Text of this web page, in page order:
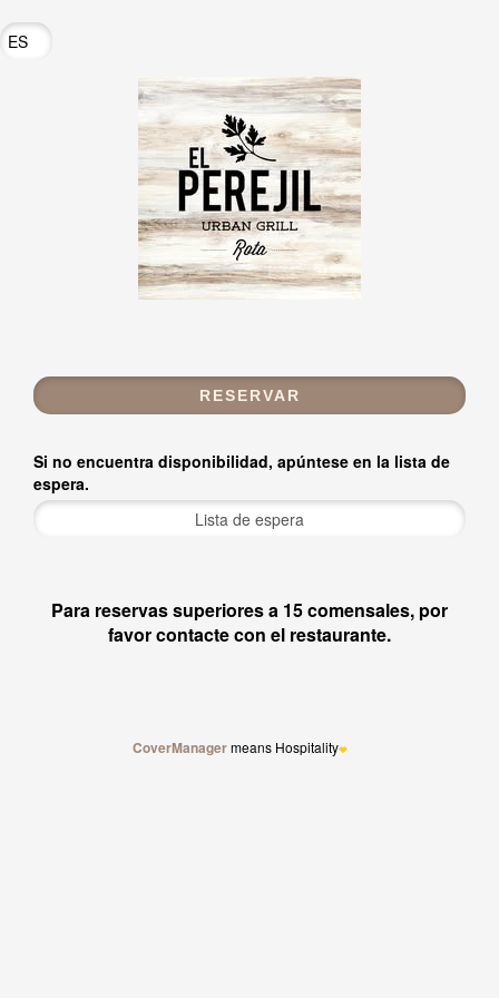
Si no encuentra disponibilidad, apúntese en la lista de
espera.
CoverManagermeans Hospitality